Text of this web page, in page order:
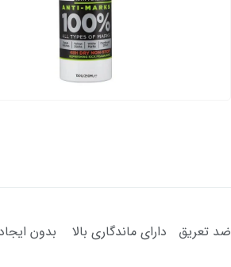
ضد تعریق دارای ماندگاری بالا بدون